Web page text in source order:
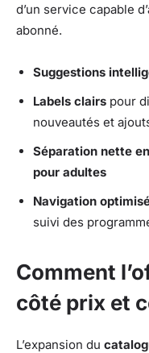
d’un service capable
abonné.
Suggestions
Labels clairs pour
nouveautés et
Séparation nette
pour adultes
Navigation
suivi des
Comment
côté prix et
L’expansion du